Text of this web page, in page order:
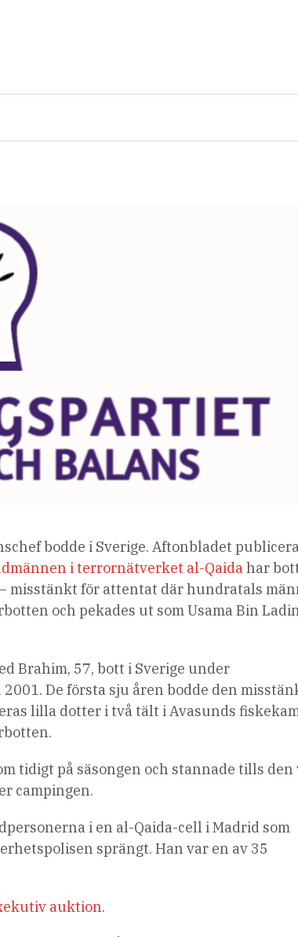
finanschef bodde i
bodde i Sverige. Aftonbladet
i terrornätverket al-Qaidahar
misstänkt för attentat där hundratals
och pekades ut som Usama Bin
Brahim, 57, bott i Sverige under
De första sju åren bodde den
lilla dotter i två tält i Avasunds
tidigt på säsongen och stannade tills den
campingen.
i en al-Qaida-cell i Madrid som
sprängt. Han var en av 35
auktion.